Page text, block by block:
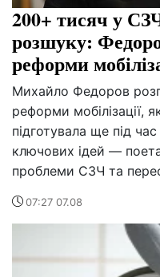
200+ тисяч у
розшуку:
реформи
Михайло Федоров
реформи мобілізації,
підготувала ще під
ключових ідей —
проблеми СЗЧ та
07:27 07.08